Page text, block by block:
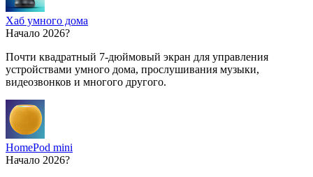
Хаб умного дома
Начало 2026?
Почти квадратный 7-дюймовый экран для управления
устройствами умного дома, прослушивания музыки,
видеозвонков и многого другого.
HomePod mini
Начало 2026?